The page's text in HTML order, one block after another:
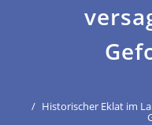
Historischer Eklat im